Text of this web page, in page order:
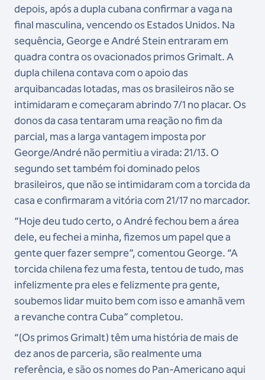
depois, após a dupla cubana confirmar a vaga na
final masculina, vencendo os Estados Unidos. Na
sequência, George e André Stein entraram em
quadra contra os ovacionados primos Grimalt. A
dupla chilena contava com o apoio das
arquibancadas lotadas, mas os brasileiros não se
intimidaram e começaram abrindo 7/1 no placar. Os
donos da casa tentaram uma reação no fim da
parcial, mas a larga vantagem imposta por
George/André não permitiu a virada: 21/13. O
segundo set também foi dominado pelos
brasileiros, que não se intimidaram com a torcida da
casa e confirmaram a vitória com 21/17 no marcador.
“Hoje deu tudo certo, o André fechou bem a área
dele, eu fechei a minha, fizemos um papel que a
gente quer fazer sempre”, comentou George. “A
torcida chilena fez uma festa, tentou de tudo, mas
infelizmente pra eles e felizmente pra gente,
soubemos lidar muito bem com isso e amanhã vem
a revanche contra Cuba” completou.
“(Os primos Grimalt) têm uma história de mais de
dez anos de parceria, são realmente uma
referência, e são os nomes do Pan-Americano aqui